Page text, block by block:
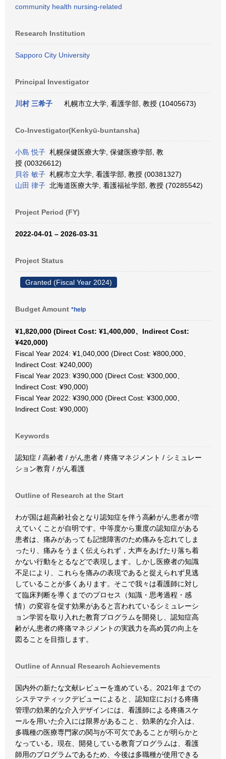
community health nursing-related
Research Institution
Sapporo City University
Principal Investigator
川村 三希子 札幌市立大学, 看護学部, 教授 (10405673)
Co-Investigator(Kenkyū-buntansha)
小島 悦子 札幌保健医療大学, 保健医療学部, 教
授 (00326612)
貝谷 敏子 札幌市立大学, 看護学部, 教授 (00381327)
山田 律子 北海道医療大学, 看護福祉学部, 教授 (70285542)
Project Period (FY)
2022-04-01 – 2026-03-31
Project Status
Granted (Fiscal Year 2024)
Budget Amount *help
¥1,820,000 (Direct Cost: ¥1,400,000、Indirect Cost:
¥420,000)
Fiscal Year 2024: ¥1,040,000 (Direct Cost: ¥800,000、
Indirect Cost: ¥240,000)
Fiscal Year 2023: ¥390,000 (Direct Cost: ¥300,000、
Indirect Cost: ¥90,000)
Fiscal Year 2022: ¥390,000 (Direct Cost: ¥300,000、
Indirect Cost: ¥90,000)
Keywords
認知症 / 高齢者 / がん患者 / 疼痛マネジメント / シミュレー
ション教育 / がん看護
Outline of Research at the Start
わが国は超高齢社会となり認知症を伴う高齢がん患者が増
えていくことが自明です。中等度から重度の認知症がある
患者は、痛みがあっても記憶障害のため痛みを忘れてしま
ったり、痛みをうまく伝えられず，大声をあげたり落ち着
かない行動をとるなどで表現します。しかし医療者の知識
不足により、これらを痛みの表現であると捉えられず見逃
していることが多くあります。そこで我々は看護師に対し
て臨床判断を導くまでのプロセス（知識・思考過程・感
情）の変容を促す効果があると言われているシミュレーシ
ョン学習を取り入れた教育プログラムを開発し、認知症高
齢がん患者の疼痛マネジメントの実践力を高め質の向上を
図ることを目指します。
Outline of Annual Research Achievements
国内外の新たな文献レビューを進めている。2021年までの
システマティックデビューによると、認知症における疼痛
管理の効果的な介入デザインには、看護師による疼痛スケ
ールを用いた介入には限界があること、効果的な介入は、
多職種の医療専門家の関与が不可欠であることが明らかと
なっている。現在、開発している教育プログラムは、看護
師用のプログラムであるため、今後は多職種が使用できる